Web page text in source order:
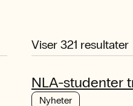
Viser 321 resultater
NLA-studenter
Nyheter